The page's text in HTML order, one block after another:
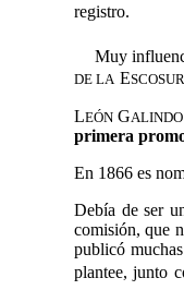
registro.
Muy
DE LA E
LEÓN GALINDO
primera
En 1866 es
Debía de ser
comisión, que
publicó
plantee, junto